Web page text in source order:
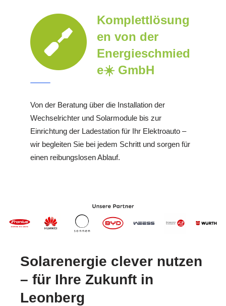
Komplettlösung
en von der
Energieschmied
e☀️ GmbH
Von der Beratung über die Installation der
Wechselrichter und Solarmodule bis zur
Einrichtung der Ladestation für Ihr Elektroauto –
wir begleiten Sie bei jedem Schritt und sorgen für
einen reibungslosen Ablauf.
Solarenergie clever nutzen
– für Ihre Zukunft in
Leonberg